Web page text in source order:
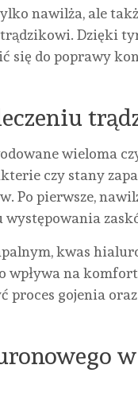
nawilża, ale
Dzięki
się do poprawy
wieloma
czy stany
Po pierwsze,
występowania
kwas
na komfort
proces gojenia